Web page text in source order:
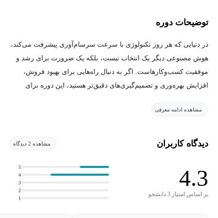
توضیحات دوره
در دنیایی که هر روز تکنولوژی با سرعت سرسام‌آوری پیشرفت می‌کند،
هوش مصنوعی دیگر یک انتخاب نیست، بلکه یک ضرورت برای رشد و
موفقیت کسب‌وکارهاست. اگر به دنبال راه‌هایی برای بهبود فروش،
افزایش بهره‌وری و تصمیم‌گیری‌های دقیق‌تر هستید، این دوره برای
chatGPT" یاد می‌گیرید که چطور با استفاده از هوش مصنوعی، فروش
کاری خود را هوشمندتر کنید.
این دوره برای مدیران فروش، بازاریابان، صاحبان کسب‌وکار،
تحلیلگران داده و هر کسی که می‌خواهد هوش مصنوعی را به ابزار
اصلی کار خود تبدیل کند، طراحی شده است. شما با امتیازدهی
مشاهده ادامه معرفی
دیدگاه کاربران مشاهده 2 دیدگاه
4.3
بر اساس امتیاز 3 دانشجو
1
2
3
4
5